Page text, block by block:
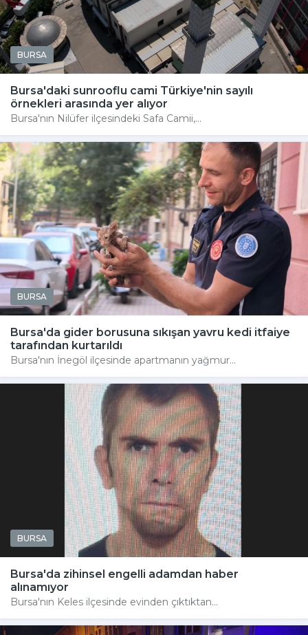
BURSA
Bursa'daki sunrooflu cami Türkiye'nin sayılı
örnekleri arasında yer alıyor
Bursa'nın Nilüfer ilçesindeki Safa Camii,...
BURSA
Bursa'da gider borusuna sıkışan yavru kedi itfaiye
tarafından kurtarıldı
Bursa'nın İnegöl ilçesinde apartmanın yağmur...
BURSA
Bursa'da zihinsel engelli adamdan haber
alınamıyor
Bursa'nın Keles ilçesinde evinden çıktıktan...